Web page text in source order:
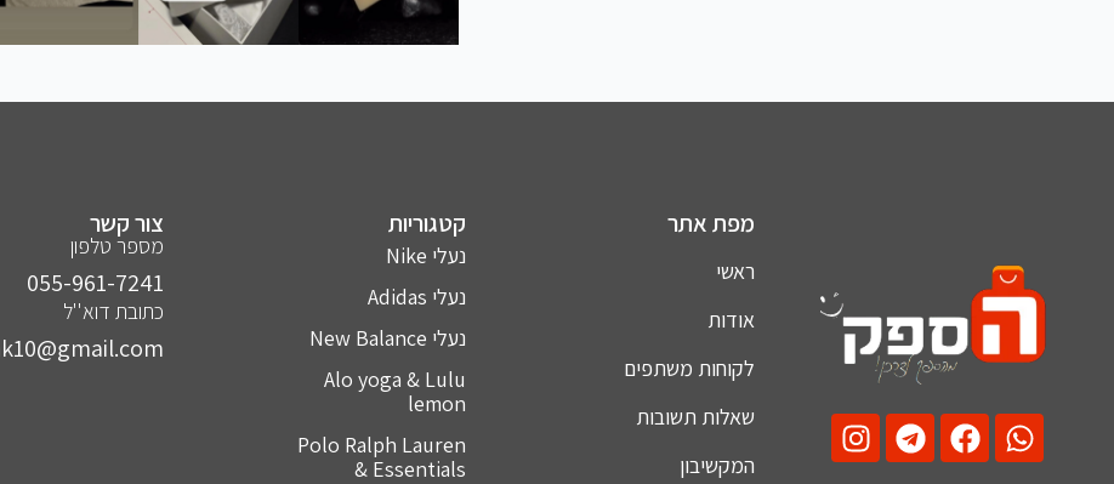
מפת אתר
ראשי
אודות
לקוחות משתפים
שאלות תשובות
המקשיבון
קטגוריות
נעלי Nike
נעלי Adidas
נעלי New Balance
Alo yoga & Lulu
lemon
Polo Ralph Lauren
& Essentials
צור קשר
מספר טלפון
055-961-7241⁩
כתובת דוא''ל